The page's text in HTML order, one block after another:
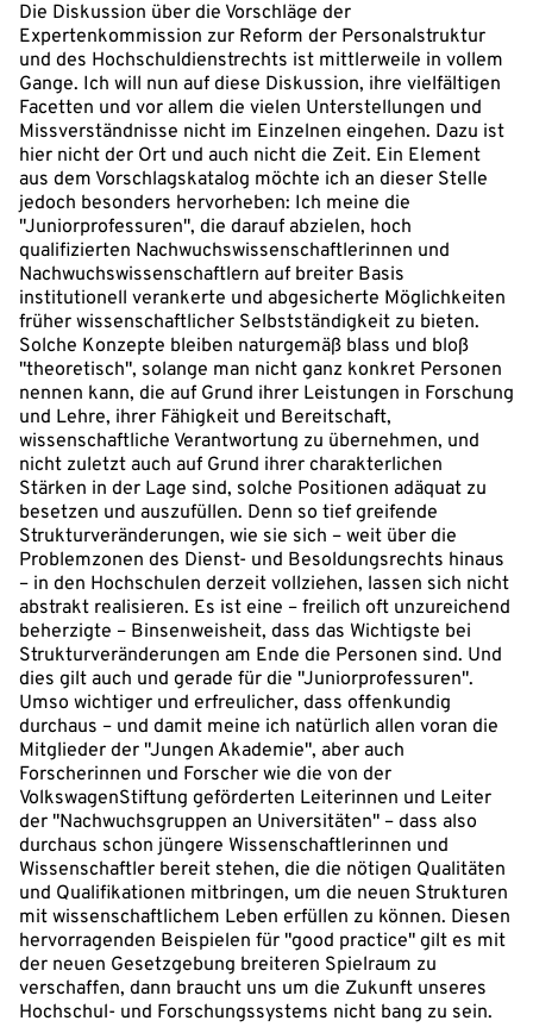
Die Diskussion über die Vorschläge der
Expertenkommission zur Reform der Personalstruktur
und des Hochschuldienstrechts ist mittlerweile in vollem
Gange. Ich will nun auf diese Diskussion, ihre vielfältigen
Facetten und vor allem die vielen Unterstellungen und
Missverständnisse nicht im Einzelnen eingehen. Dazu ist
hier nicht der Ort und auch nicht die Zeit. Ein Element
aus dem Vorschlagskatalog möchte ich an dieser Stelle
jedoch besonders hervorheben: Ich meine die
"Juniorprofessuren", die darauf abzielen, hoch
qualifizierten Nachwuchswissenschaftlerinnen und
Nachwuchswissenschaftlern auf breiter Basis
institutionell verankerte und abgesicherte Möglichkeiten
früher wissenschaftlicher Selbstständigkeit zu bieten.
Solche Konzepte bleiben naturgemäß blass und bloß
"theoretisch", solange man nicht ganz konkret Personen
nennen kann, die auf Grund ihrer Leistungen in Forschung
und Lehre, ihrer Fähigkeit und Bereitschaft,
wissenschaftliche Verantwortung zu übernehmen, und
nicht zuletzt auch auf Grund ihrer charakterlichen
Stärken in der Lage sind, solche Positionen adäquat zu
besetzen und auszufüllen. Denn so tief greifende
Strukturveränderungen, wie sie sich – weit über die
Problemzonen des Dienst- und Besoldungsrechts hinaus
– in den Hochschulen derzeit vollziehen, lassen sich nicht
abstrakt realisieren. Es ist eine – freilich oft unzureichend
beherzigte – Binsenweisheit, dass das Wichtigste bei
Strukturveränderungen am Ende die Personen sind. Und
dies gilt auch und gerade für die "Juniorprofessuren".
Umso wichtiger und erfreulicher, dass offenkundig
durchaus – und damit meine ich natürlich allen voran die
Mitglieder der "Jungen Akademie", aber auch
Forscherinnen und Forscher wie die von der
VolkswagenStiftung geförderten Leiterinnen und Leiter
der "Nachwuchsgruppen an Universitäten" – dass also
durchaus schon jüngere Wissenschaftlerinnen und
Wissenschaftler bereit stehen, die die nötigen Qualitäten
und Qualifikationen mitbringen, um die neuen Strukturen
mit wissenschaftlichem Leben erfüllen zu können. Diesen
hervorragenden Beispielen für "good practice" gilt es mit
der neuen Gesetzgebung breiteren Spielraum zu
verschaffen, dann braucht uns um die Zukunft unseres
Hochschul- und Forschungssystems nicht bang zu sein.